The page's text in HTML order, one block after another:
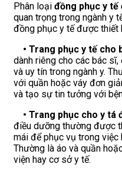
Phân loại đồng phục y tế
quan trọng trong ngành y
đồng phục y tế được thiết
• Trang phục y tế cho
dành riêng cho các bác
và uy tín trong ngành y.
với quần hoặc váy đơn
và tạo sự tin tưởng với
• Trang phục cho y tá
điều dưỡng thường được
mái để phục vụ trong việc
Thường là áo và quần
viện hay cơ sở y tế.